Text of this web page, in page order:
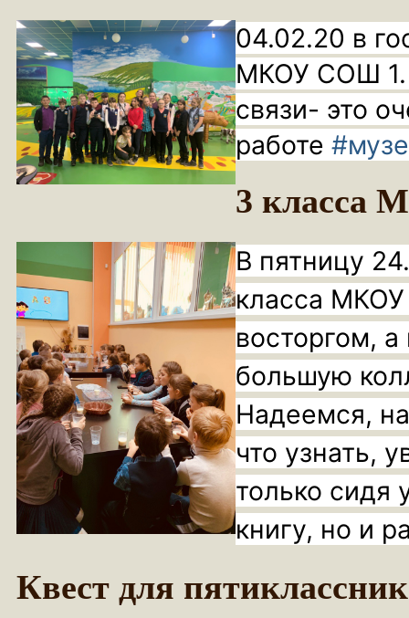
04.02.20 в
МКОУ СОШ 1.
связи- это
работе
3
В пятницу
класса
восторгом,
большую
Надеемся,
что узнать,
только сидя
книгу, но и
Квест для